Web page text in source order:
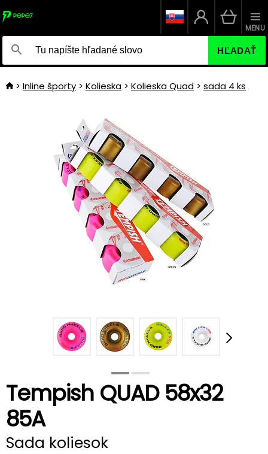
HĽADAŤ
MENU
Inline športy Kolieska Kolieska Quad sada 4 ks
Tempish QUAD 58x32
85A
Sada koliesok